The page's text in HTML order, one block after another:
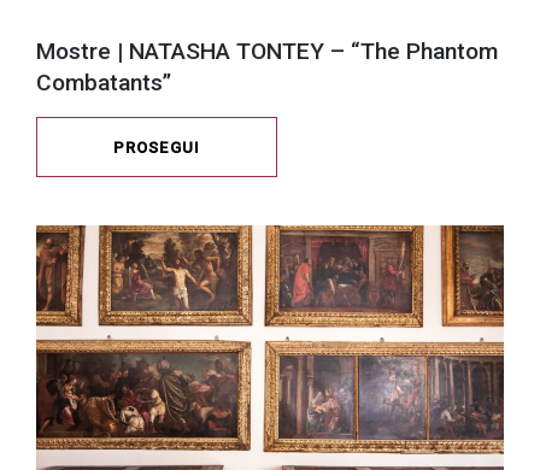
Mostre | NATASHA TONTEY – “The Phantom
Combatants”
PROSEGUI